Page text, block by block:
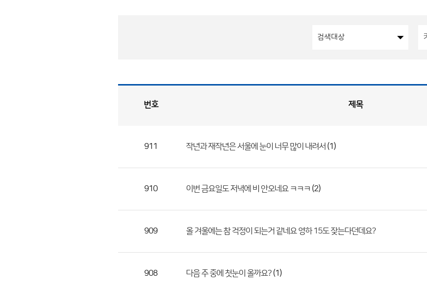
로
번호 제목
911 작년과 재작년은 서울에 눈이 너무 많이 내려서 (1)
910 이번 금요일도 저녁에 비 안오네요 ㅋㅋㅋ (2)
909 올 겨울에는 참 걱정이 되는거 같네요 영하 15도 잦는다던데요?
908 다음 주 중에 첫눈이 올까요? (1)